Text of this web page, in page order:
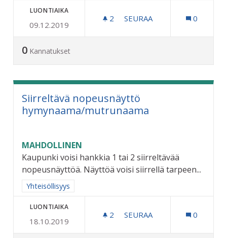
LUONTIAIKA
09.12.2019
2 2 SEURAAJAA
SEURAA 0
0 Kannatukset
Siirreltävä nopeusnäyttö
hymynaama/mutrunaama
MAHDOLLINEN
Kaupunki voisi hankkia 1 tai 2 siirreltävää
nopeusnäyttöä. Näyttöä voisi siirrellä tarpeen...
Rajaa tulokset aihepiirin mukaan: Yhteisöllisyys
Yhteisöllisyys
LUONTIAIKA
18.10.2019
2 2 SEURAAJAA
SEURAA 0